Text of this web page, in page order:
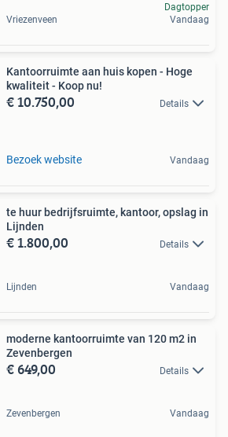
Vriezenveen
Dagtopper
Vandaag
Kantoorruimte aan huis kopen - Hoge
kwaliteit - Koop nu!
€ 10.750,00 Details
Bezoek website Vandaag
te huur bedrijfsruimte, kantoor, opslag in
Lijnden
€ 1.800,00 Details
Lijnden Vandaag
moderne kantoorruimte van 120 m2 in
Zevenbergen
€ 649,00 Details
Zevenbergen Vandaag